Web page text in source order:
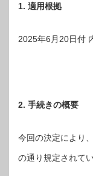
1. 適用根拠
2025年6月20日付
2. 手続きの概要
今回の決定により
の通り規定されてい